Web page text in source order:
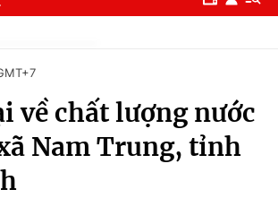
về chất lượng nước
Nam Trung, tỉnh